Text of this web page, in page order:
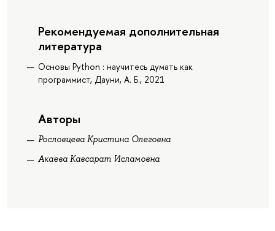
Рекомендуемая дополнительная
литература
Основы Python : научитесь думать как
программист, Дауни, А. Б., 2021
Авторы
Рословцева Кристина Олеговна
Акаева Кавсарат Исламовна